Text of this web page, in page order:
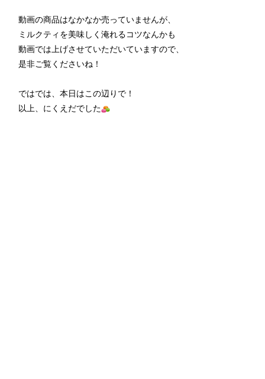
動画の商品はなかなか売っていませんが、
ミルクティを美味しく淹れるコツなんかも
動画では上げさせていただいていますので、
是非ご覧くださいね！
ではでは、本日はこの辺りで！
以上、にくえだでした